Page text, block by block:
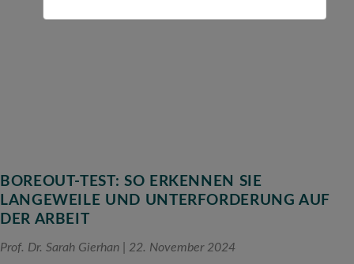
BOREOUT-TEST: SO ERKENNEN SIE
LANGEWEILE UND UNTERFORDERUNG AUF
DER ARBEIT
Prof. Dr. Sarah Gierhan 22. November 2024